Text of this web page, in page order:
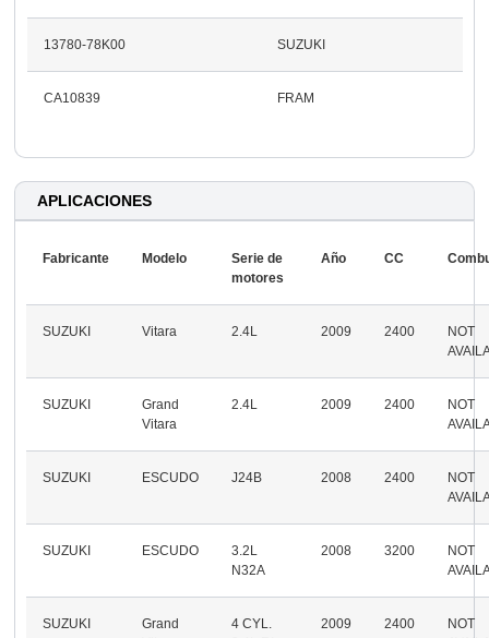
13780-78K00 SUZUKI
CA10839 FRAM
APLICACIONES
Fabricante Modelo
Serie de
motores
Año CC
SUZUKI Vitara 2.4L 2009 2400
NOT
SUZUKI
Grand
Vitara
2.4L 2009 2400
NOT
SUZUKI ESCUDO J24B 2008 2400
NOT
SUZUKI ESCUDO
3.2L
N32A
2008 3200
NOT
SUZUKI
Grand
4 CYL.
2009 2400
NOT